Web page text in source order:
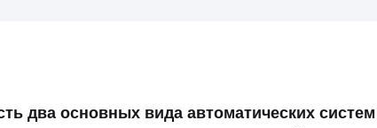
два основных вида автоматических